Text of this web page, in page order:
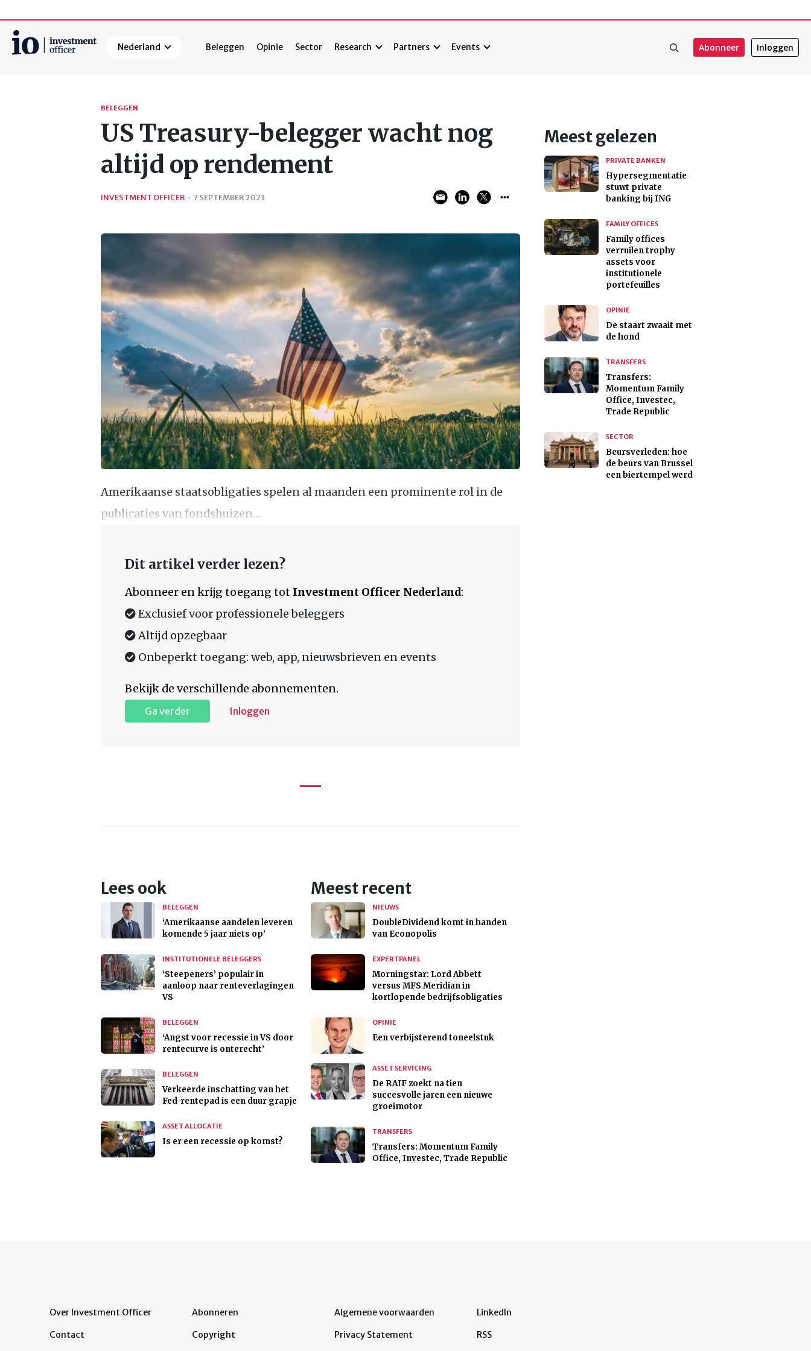
Nederland Beleggen Opinie Sector Research Partners Events Abonneer Inloggen
BELEGGEN
US Treasury-belegger wacht nog
altijd op rendement
INVESTMENT OFFICER · 7 SEPTEMBER 2023
Amerikaanse staatsobligaties spelen al maanden een prominente rol in de
publicaties van fondshuizen…
Dit artikel verder lezen?
Abonneer en krijg toegang tot Investment Officer Nederland:
Exclusief voor professionele beleggers
Altijd opzegbaar
Onbeperkt toegang: web, app, nieuwsbrieven en events
Bekijk de verschillende abonnementen.
Ga verder Inloggen
Lees ook
BELEGGEN
‘Amerikaanse aandelen leveren
komende 5 jaar niets op’
INSTITUTIONELE BELEGGERS
‘Steepeners’ populair in
aanloop naar renteverlagingen
VS
BELEGGEN
‘Angst voor recessie in VS door
rentecurve is onterecht’
BELEGGEN
Verkeerde inschatting van het
Fed-rentepad is een duur grapje
ASSET ALLOCATIE
Is er een recessie op komst?
Meest recent
NIEUWS
DoubleDividend komt in handen
van Econopolis
EXPERTPANEL
Morningstar: Lord Abbett
versus MFS Meridian in
kortlopende bedrijfsobligaties
OPINIE
Een verbijsterend toneelstuk
ASSET SERVICING
De RAIF zoekt na tien
succesvolle jaren een nieuwe
groeimotor
TRANSFERS
Transfers: Momentum Family
Office, Investec, Trade Republic
Meest gelezen
PRIVATE BANKEN
Hypersegmentatie
stuwt private
banking bij ING
FAMILY OFFICES
Family offices
verruilen trophy
assets voor
institutionele
portefeuilles
OPINIE
De staart zwaait met
de hond
TRANSFERS
Transfers:
Momentum Family
Office, Investec,
Trade Republic
SECTOR
Beursverleden: hoe
de beurs van Brussel
een biertempel werd
Over Investment Officer
Contact
Abonneren
Copyright
Algemene voorwaarden
Privacy Statement
LinkedIn
RSS